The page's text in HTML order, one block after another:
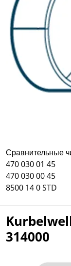
Сравнительные
470 030 01 45
470 030 00 45
8500 14 0 STD
314000